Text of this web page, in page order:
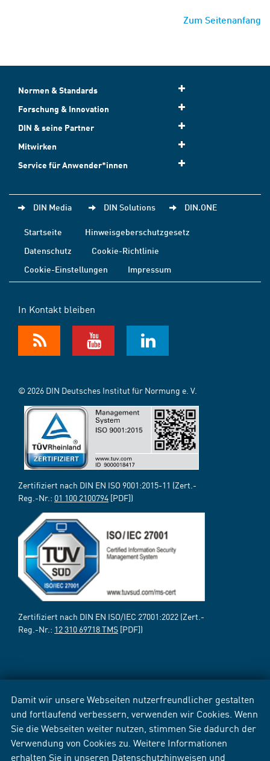
Damit wir unsere Webseiten nutzerfreundlicher gestalten
und fortlaufend verbessern, verwenden wir Cookies. Wenn
Sie die Webseiten weiter nutzen, stimmen Sie dadurch der
Verwendung von Cookies zu. Weitere Informationen
erhalten Sie in unseren Datenschutzhinweisen und
Zum Seitenanfang
Normen & Standards
Forschung & Innovation
DIN & seine Partner
Mitwirken
Service für Anwender*innen
DIN Media DIN Solutions DIN.ONE
Startseite
Hinweisgeberschutzgesetz
Datenschutz
Cookie-Richtlinie
Cookie-Einstellungen
Impressum
In Kontakt bleiben
© 2026 DIN Deutsches Institut für Normung e. V.
Zertifiziert nach DIN EN ISO 9001:2015-11 (Zert.-
Reg.-Nr.: 01 100 2100794 [PDF])
Zertifiziert nach DIN EN ISO/IEC 27001:2022 (Zert.-
Reg.-Nr.: 12 310 69718 TMS [PDF])